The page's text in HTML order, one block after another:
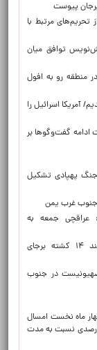
پیوست
تحریم‌های مرتبط با
توافق میان
منطقه رو به افول
آمریکا اسرائیل را
ادامه گفت‌وگوها بر
پهپادی تشکیل
جنوب غرب یمن
عراقچی جمعه به
اصابت صاعقه در «جارکند» هند ۱۴ کشته برجای
شدن ۹ سرباز صهیونیست در جنوب
ماه نخست امسال
همت گذشت/ رشد ۹۰ درصدی نسبت به مدت